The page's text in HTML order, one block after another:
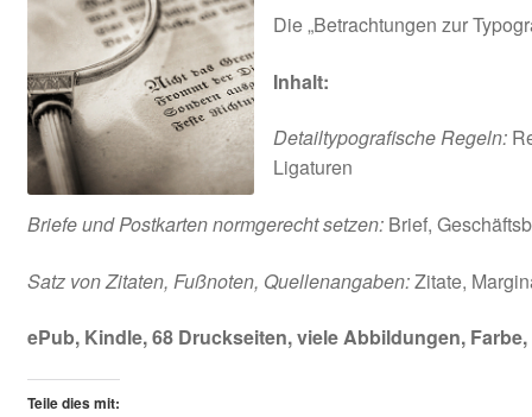
Die „Betrachtungen zur
Inhalt:
Detailtypografische Regeln:
Ligaturen
Briefe und Postkarten normgerecht setzen:Brief,
Satz von Zitaten, Fußnoten, Quellenangaben:Zitate,
ePub, Kindle, 68 Druckseiten, viele Abbildungen, Farbe,
Teile dies mit: